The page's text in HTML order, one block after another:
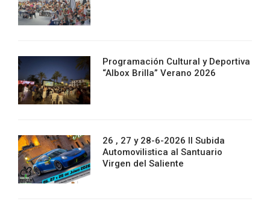
Programación Cultural y Deportiva
“Albox Brilla” Verano 2026
26 , 27 y 28-6-2026 II Subida
Automovilistica al Santuario
Virgen del Saliente